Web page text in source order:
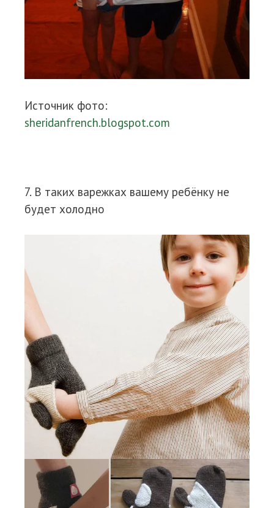
Источник фото:
sheridanfrench.blogspot.com
7. В таких варежках вашему ребёнку не
будет холодно